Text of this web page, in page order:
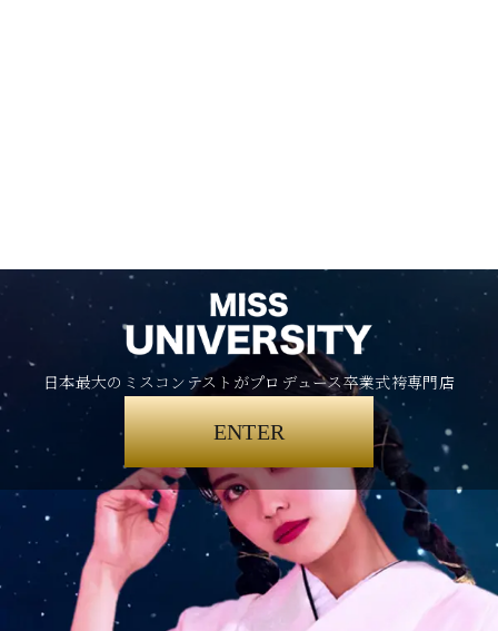
日本最大のミスコンテストがプロデュース卒業式袴専門店
ENTER